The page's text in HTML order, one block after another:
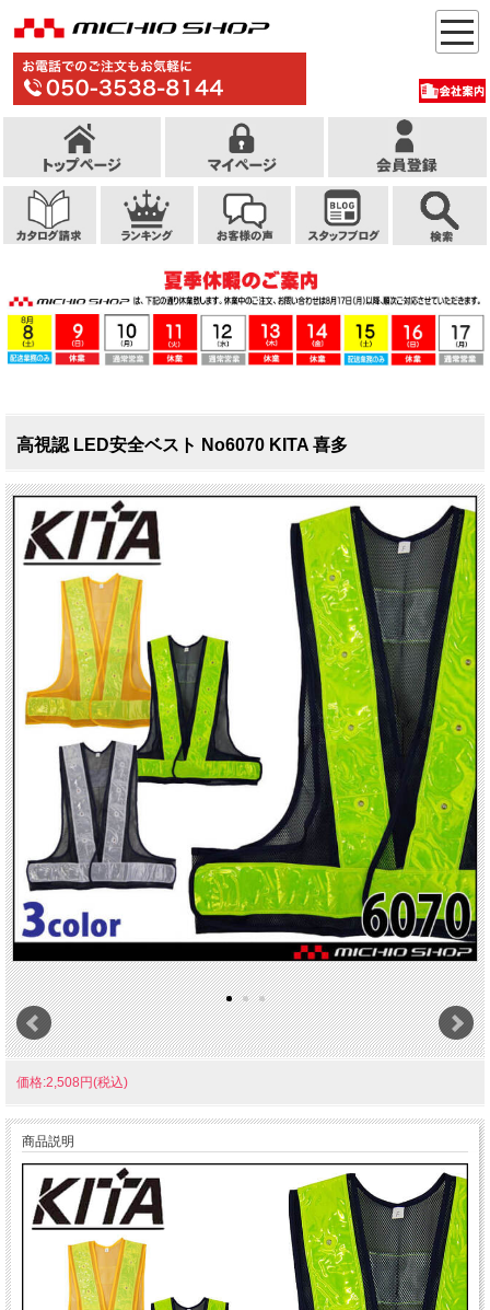
高視認 LED安全ベスト No6070 KITA 喜多
価格:2,508円(税込)
商品説明